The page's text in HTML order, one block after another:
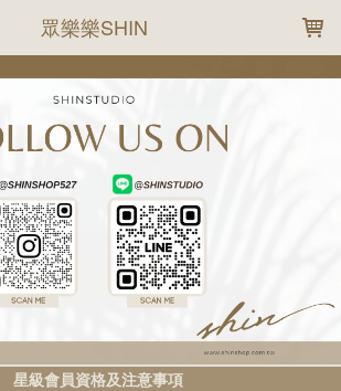
眾樂樂SHIN
星級會員資格及注意事項